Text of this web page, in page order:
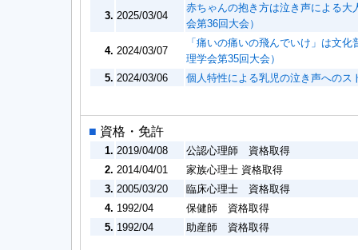
3. 2025/03/04
赤ちゃんの抱き方は泣き声による
会第36回大会）
4. 2024/03/07
「痛いの痛いの飛んでいけ」は文
理学会第35回大会）
5. 2024/03/06 個人特性による乳児の泣き声への
■ 資格・免許
1. 2019/04/08
公認心理師 資格取得
2. 2014/04/01
家族心理士 資格取得
3. 2005/03/20
臨床心理士 資格取得
4. 1992/04
保健師 資格取得
5. 1992/04 助産師 資格取得